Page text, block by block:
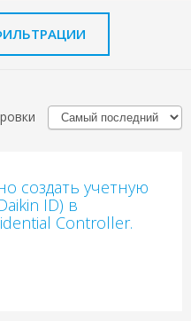
создать учетную
ID) в
Controller.